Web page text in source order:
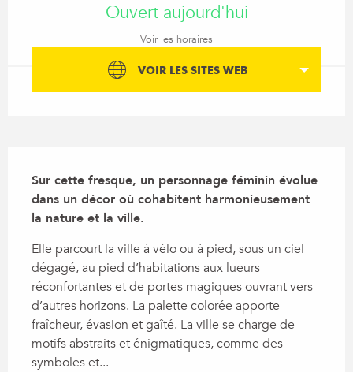
Ouvert aujourd'hui
Voir les horaires
VOIR LES SITES WEB
Sur cette fresque, un personnage féminin évolue
dans un décor où cohabitent harmonieusement
la nature et la ville.
Elle parcourt la ville à vélo ou à pied, sous un ciel
dégagé, au pied d’habitations aux lueurs
réconfortantes et de portes magiques ouvrant vers
d’autres horizons. La palette colorée apporte
fraîcheur, évasion et gaîté. La ville se charge de
motifs abstraits et énigmatiques, comme des
symboles et...